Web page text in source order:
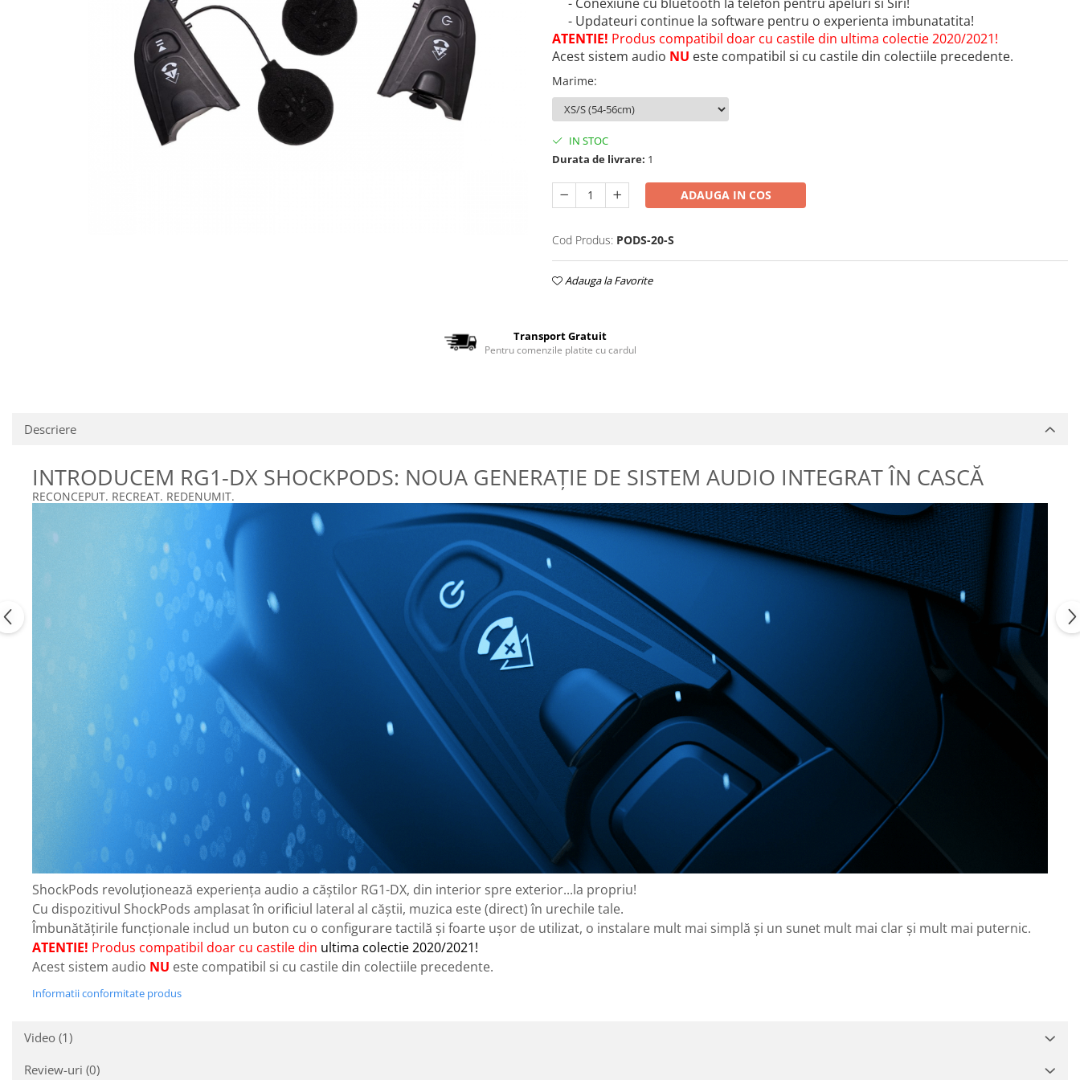
- Updateuri continue la software pentru o experienta imbunatatita!
ATENTIE! Produs compatibil doar cu castile din ultima colectie 2020/2021!
Acest sistem audio NU este compatibil si cu castile din colectiile precedente.
Marime:
IN STOC
Durata de livrare: 1
ADAUGA IN COS
Cod Produs: PODS-20-S
Adauga la Favorite
Transport Gratuit
Pentru comenzile platite cu cardul
Descriere
INTRODUCEM RG1-DX SHOCKPODS: NOUA GENERAȚIE DE SISTEM AUDIO INTEGRAT ÎN CASCĂ
RECONCEPUT. RECREAT. REDENUMIT.
ShockPods revoluționează experiența audio a căștilor RG1-DX, din interior spre exterior...la propriu!
Cu dispozitivul ShockPods amplasat în orificiul lateral al căștii, muzica este (direct) în urechile tale.
Îmbunătățirile funcționale includ un buton cu o configurare tactilă și foarte ușor de utilizat, o instalare mult mai simplă și un sunet mult mai clar și mult mai puternic.
ATENTIE! Produs compatibil doar cu castile din ultima colectie 2020/2021!
Acest sistem audio NU este compatibil si cu castile din colectiile precedente.
Informatii conformitate produs
Video (1)
Review-uri (0)